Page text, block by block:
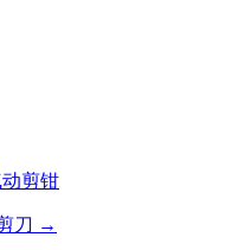
剪钳
刀 →